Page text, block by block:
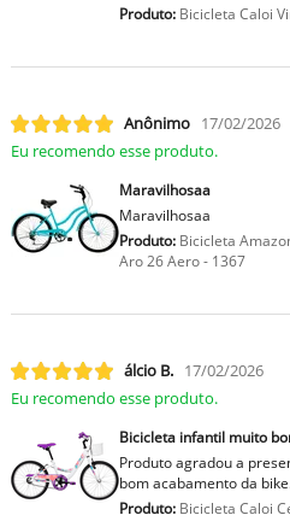
Produto:Bicicleta Caloi
Anônimo 17/02/2026
Eu recomendo esse produto.
Maravilhosaa
Maravilhosaa
Produto:Bicicleta
Aro 26 Aero - 1367
lcio B. 17/02/2026
Eu recomendo esse produto.
Bicicleta infantil muito
Produto agradou a
bom acabamento da
Produto:Bicicleta Caloi